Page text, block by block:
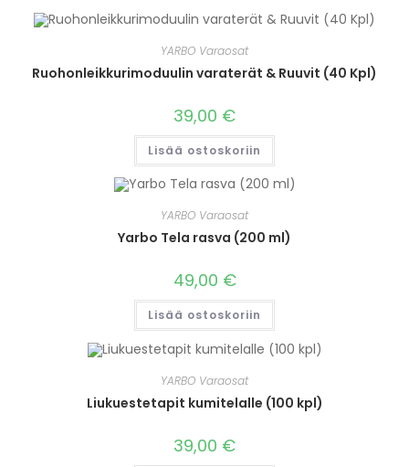
YARBO Varaosat
Ruohonleikkurimoduulin varaterät & Ruuvit (40 Kpl)
39,00 €
Lisää ostoskoriin
YARBO Varaosat
Yarbo Tela rasva (200 ml)
49,00 €
Lisää ostoskoriin
YARBO Varaosat
Liukuestetapit kumitelalle (100 kpl)
39,00 €